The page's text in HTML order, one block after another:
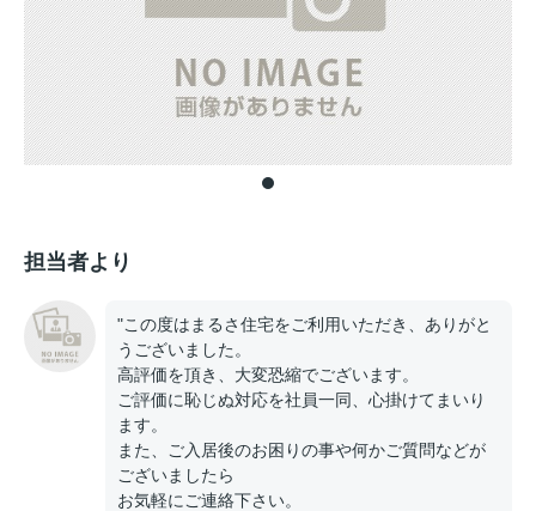
担当者より
"この度はまるさ住宅をご利用いただき、ありがと
うございました。
高評価を頂き、大変恐縮でございます。
ご評価に恥じぬ対応を社員一同、心掛けてまいり
ます。
また、ご入居後のお困りの事や何かご質問などが
ございましたら
お気軽にご連絡下さい。